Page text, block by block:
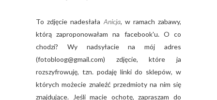
To zdjęcie nadesłała Anicja, w ramach zabawy,
którą zaproponowałam na facebook'u. O co
chodzi? Wy nadsyłacie na mój adres
(fotobloog@gmail.com) zdjęcie, które ja
rozszyfrowuję, tzn. podaję linki do sklepów, w
których możecie znaleźć przedmioty na nim się
znajdujące. Jeśli macie ochotę, zapraszam do